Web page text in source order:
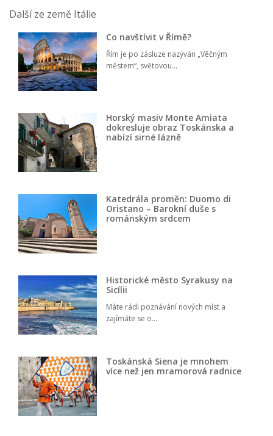
Další ze země Itálie
Co navštívit v Římě?
Řím je po zásluze nazýván „Věčným
městem“, světovou...
Horský masiv Monte Amiata
dokresluje obraz Toskánska a
nabízí sirné lázně
Katedrála proměn: Duomo di
Oristano – Barokní duše s
románským srdcem
Historické město Syrakusy na
Sicílii
Máte rádi poznávání nových míst a
zajímáte se o...
Toskánská Siena je mnohem
více než jen mramorová radnice